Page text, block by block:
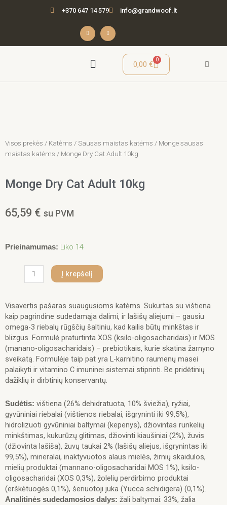
+370 647 14 579 info@grandwoof.lt
F
a
e
b
I
n
t
a
0,00€
0
Cart
Visos prekės / Katėms / Sausas maistas katėms / Monge sausas
maistas katėms / Monge Dry Cat Adult 10kg
Monge Dry Cat Adult 10kg
65,59 € su PVM
Prieinamumas: Liko 14
produkto
Monge
10kg
Į krepšelį
Visavertis pašaras suaugusioms katėms. Sukurtas su vištiena
kaip pagrindine sudedamąja dalimi, ir lašišų aliejumi – gausiu
omega-3 riebalų rūgščių šaltiniu, kad kailis būtų minkštas ir
blizgus. Formulė praturtinta XOS (ksilo-oligosacharidais) ir MOS
(manano-oligosacharidais) – prebiotikais, kurie skatina žarnyno
sveikatą. Formulėje taip pat yra L-karnitino raumenų masei
palaikyti ir vitamino C imuninei sistemai stiprinti. Be pridėtinių
dažiklių ir dirbtinių konservantų.
Sudėtis: vištiena (26% dehidratuota, 10% šviežia), ryžiai,
gyvūniniai riebalai (vištienos riebalai, išgryninti iki 99,5%),
hidrolizuoti gyvūniniai baltymai (kepenys), džiovintas runkelių
minkštimas, kukurūzų glitimas, džiovinti kiaušiniai (2%), žuvis
(džiovinta lašiša), žuvų taukai 2% (lašišų aliejus, išgrynintas iki
99,5%), mineralai, inaktyvuotos alaus mielės, žirnių skaidulos,
mielių produktai (mannano-oligosacharidai MOS 1%), ksilo-
oligosacharidai (XOS 0,3%), žolelių perdirbimo produktai
(erškėtuogės 0,1%), šeriuotoji juka (Yucca schidigera) (0,1%).
Analitinės sudedamosios dalys: žali baltymai: 33%, žalia